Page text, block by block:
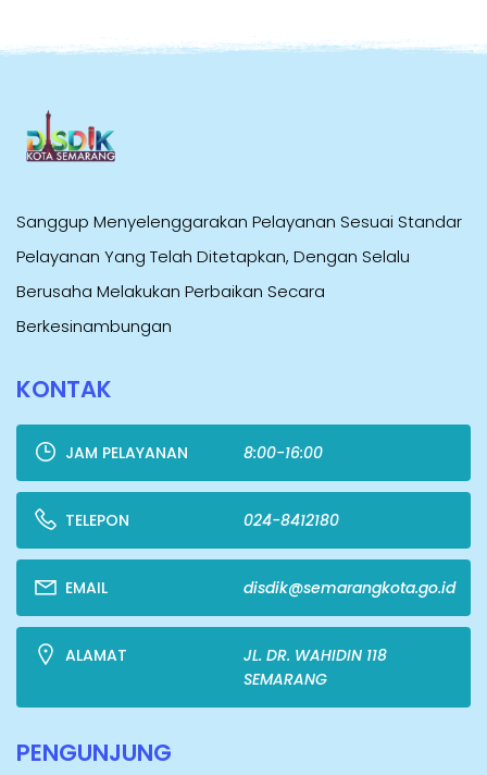
Sanggup Menyelenggarakan Pelayanan Sesuai Standar
Pelayanan Yang Telah Ditetapkan, Dengan Selalu
Berusaha Melakukan Perbaikan Secara
Berkesinambungan
KONTAK
JAM PELAYANAN 8:00-16:00
TELEPON 024-8412180
EMAIL disdik@semarangkota.go.id
ALAMAT
JL. DR. WAHIDIN 118
SEMARANG
PENGUNJUNG